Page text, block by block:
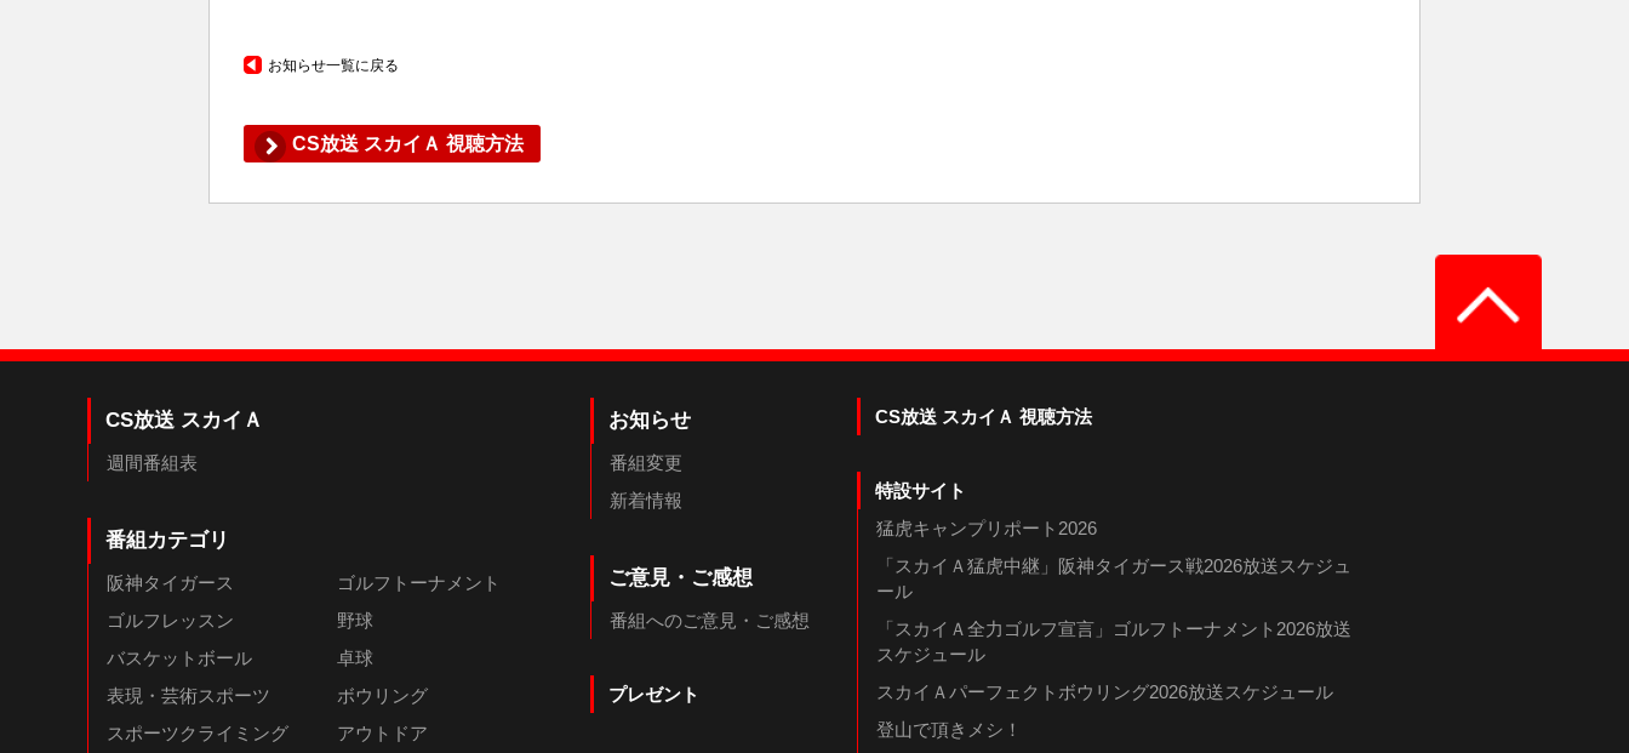
お知らせ一覧に戻る
CS放送 スカイＡ 視聴方法
CS放送 スカイＡ
週間番組表
番組カテゴリ
阪神タイガース
ゴルフトーナメント
ゴルフレッスン
野球
バスケットボール
卓球
表現・芸術スポーツ
ボウリング
スポーツクライミング
アウトドア
お知らせ
番組変更
新着情報
ご意見・ご感想
番組へのご意見・ご感想
プレゼント
CS放送 スカイＡ 視聴方法
特設サイト
猛虎キャンプリポート2026
「スカイＡ猛虎中継」阪神タイガース戦2026放送スケジュ
ール
「スカイＡ全力ゴルフ宣言」ゴルフトーナメント2026放送
スケジュール
スカイＡパーフェクトボウリング2026放送スケジュール
登山で頂きメシ！